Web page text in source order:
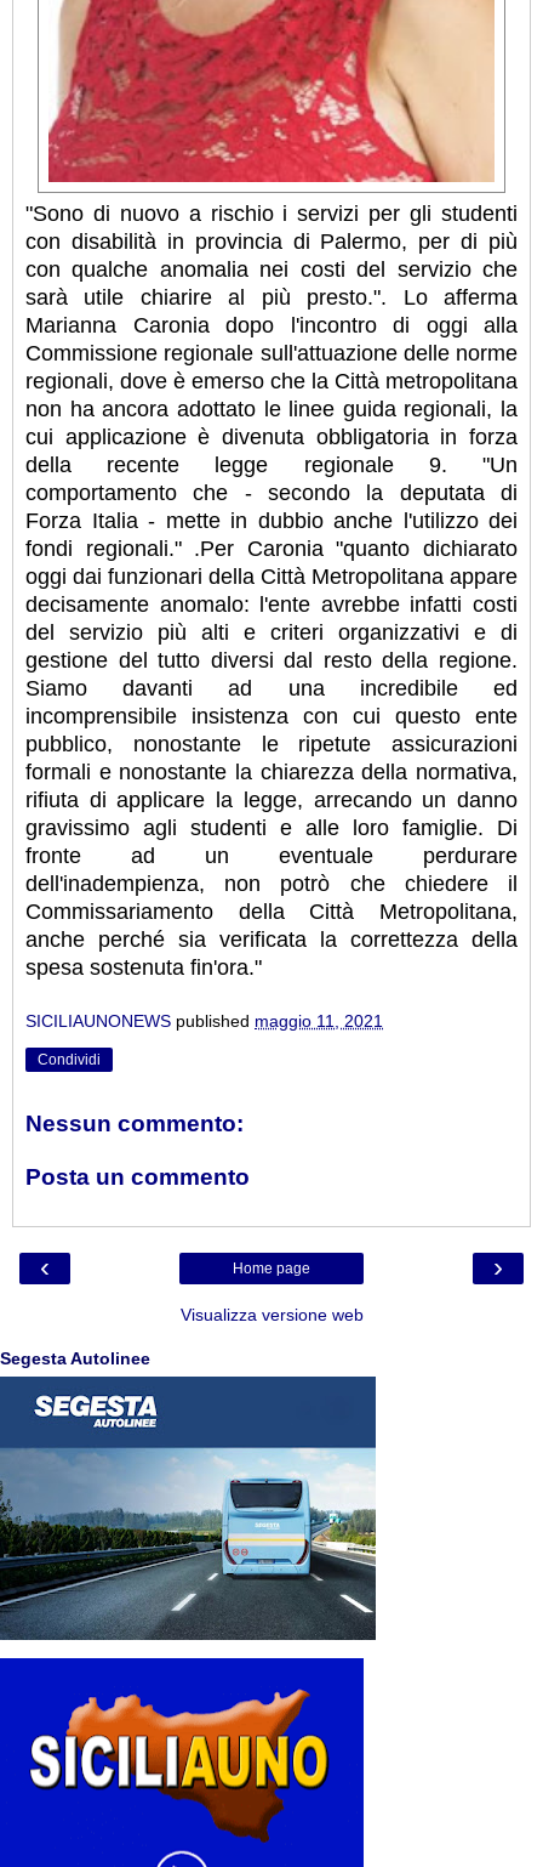
"Sono di nuovo a rischio i servizi per gli studenti
con disabilità in provincia di Palermo, per di più
con qualche anomalia nei costi del servizio che
sarà utile chiarire al più presto.". Lo afferma
Marianna Caronia dopo l'incontro di oggi alla
Commissione regionale sull'attuazione delle norme
regionali, dove è emerso che la Città metropolitana
non ha ancora adottato le linee guida regionali, la
cui applicazione è divenuta obbligatoria in forza
della recente legge regionale 9. "Un
comportamento che - secondo la deputata di
Forza Italia - mette in dubbio anche l'utilizzo dei
fondi regionali." .Per Caronia "quanto dichiarato
oggi dai funzionari della Città Metropolitana appare
decisamente anomalo: l'ente avrebbe infatti costi
del servizio più alti e criteri organizzativi e di
gestione del tutto diversi dal resto della regione.
Siamo davanti ad una incredibile ed
incomprensibile insistenza con cui questo ente
pubblico, nonostante le ripetute assicurazioni
formali e nonostante la chiarezza della normativa,
rifiuta di applicare la legge, arrecando un danno
gravissimo agli studenti e alle loro famiglie. Di
fronte ad un eventuale perdurare
dell'inadempienza, non potrò che chiedere il
Commissariamento della Città Metropolitana,
anche perché sia verificata la correttezza della
spesa sostenuta fin'ora."
SICILIAUNONEWS published maggio 11, 2021
Condividi
Nessun commento:
Posta un commento
‹ ›
Home page
Visualizza versione web
Segesta Autolinee